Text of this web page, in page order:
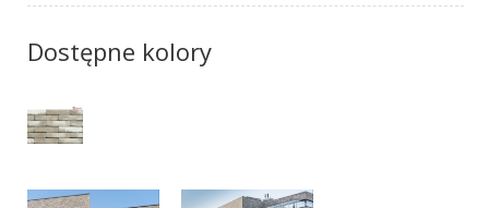
Dostępne kolory